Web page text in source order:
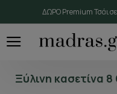
ΔΩΡΟ Premium Τσάι
Ξύλινη κασετίνα